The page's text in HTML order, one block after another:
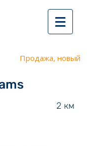
Продажа, новый
2 км